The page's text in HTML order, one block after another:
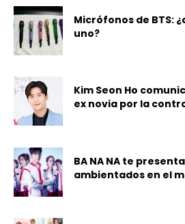
Micrófonos de BTS:
uno?
Kim Seon Ho
ex novia por la
BA NA NA te
ambientados en el